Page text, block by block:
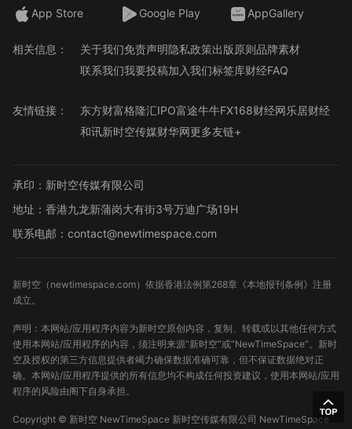
App Store Google Play AppGallery
相关信息： 关于我们免责声明隐私政策出版原则品牌素材
联系我们我要投稿加入我们标签库财经FAQ
友情链接： 东方财富格隆汇IPO富途牛牛FX168财经网乐居财经
和讯新时空传媒财华网更多友链+
承印：新时空传媒有限公司
地址：香港九龙新蒲岗大有街3号万迪广场19H
联系电邮：contact@newtimespace.com
新时空（ newtimespace.com）依据香港法例第268章《本地报刊条例》注册
成立。
声明：本网站/应用程序内容为新时空原创内容，复制、转载或以其他任何方式
使用本网站/应用程序的内容，须注明来源“新时空”或“NewTimeSpace”。新时
空及授权的第三方信息提供者竭力确保数据准确可靠，但不保证数据绝对正
确。本网站/应用程序提供的所有信息均不构成任何投资建议，使用本网站/应用
程序的风险由阁下自身承担。
Copyright © 新时空 NewTimeSpace 新时空传媒有限公司 NewTimeSpace